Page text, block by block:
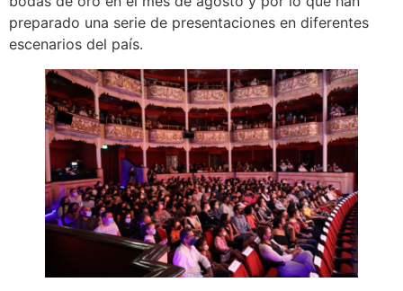
preparado una serie de presentaciones en diferentes
escenarios del país.